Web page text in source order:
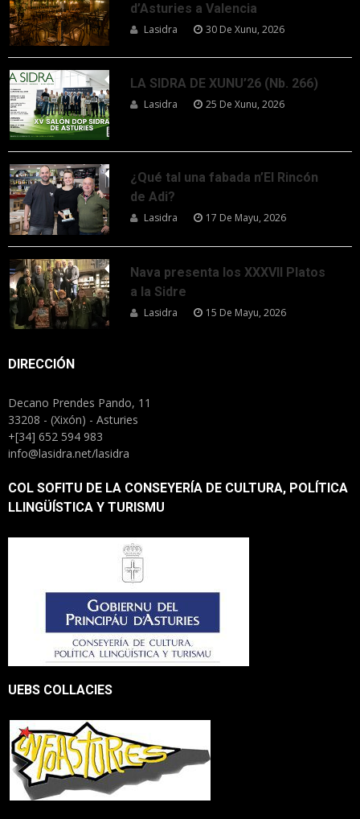
d’Asturies a Valencia
Lasidra 30 De Xunu, 2026
LA SIDRA DE XUNU’26 (Nb. 266)
Lasidra 25 De Xunu, 2026
¿Qué tal una fabada n’El Rincón
de Adi?
Lasidra 17 De Mayu, 2026
Nava presenta los XXXVII Platos
a la Sidre
Lasidra 15 De Mayu, 2026
DIRECCIÓN
Decano Prendes Pando, 11
33208 - (Xixón) - Asturies
+[34] 652 594 983
info@lasidra.net/lasidra
COL SOFITU DE LA CONSEYERÍA DE CULTURA, POLÍTICA
LLINGÜÍSTICA Y TURISMU
UEBS COLLACIES